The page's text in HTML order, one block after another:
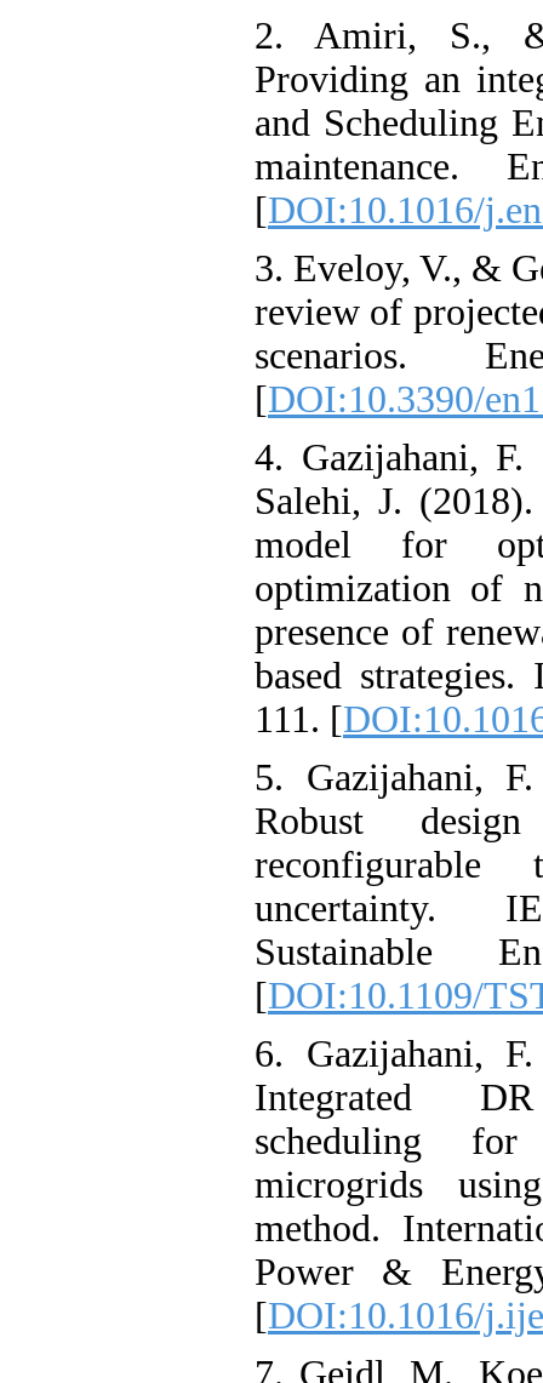
2. Amiri,
Providing an
and
[DOI:10.1016/
3. Eveloy, V.,
review of
scenarios.
[DOI:10.3390/
4.
Salehi, J.
model for
optimization
presence of
based
111. [
5.
Robust
[DOI:10.1109/
6.
Integrated
scheduling
microgrids
method.
Power &
[DOI:10.1016/
7. Geidl, M.,